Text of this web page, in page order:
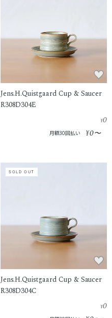
Jens.H.Quistgaard Cup & Saucer
R308D304E
¥0
月額30回払い ¥0〜
SOLD OUT
Jens.H.Quistgaard Cup & Saucer
R308D304C
¥0